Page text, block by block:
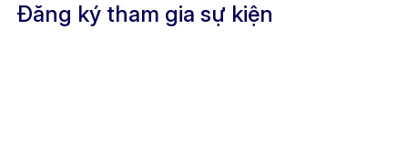
Đăng ký tham gia sự kiện